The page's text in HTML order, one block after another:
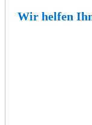
Wir helfen